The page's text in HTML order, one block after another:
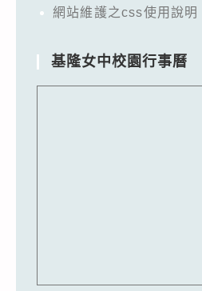
網站維護之css使用說明
基隆女中校園行事曆